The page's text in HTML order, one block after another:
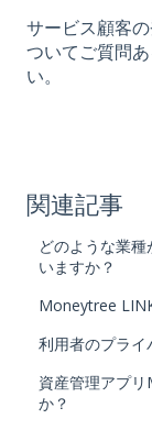
サービス顧客
ついてご質問あ
い。
関連記事
どのような業
いますか？
Moneytree
利用者のプライ
資産管理アプ
か？